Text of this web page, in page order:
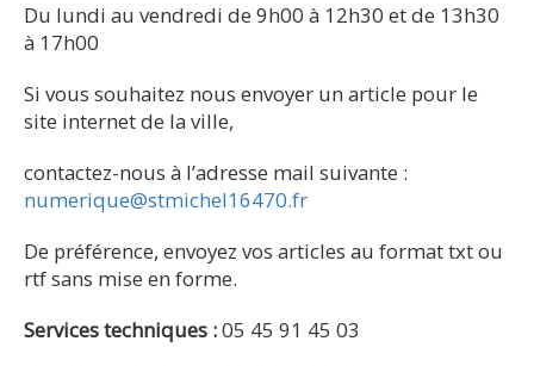
Du lundi au vendredi de 9h00 à 12h30 et de 13h30
à 17h00
Si vous souhaitez nous envoyer un article pour le
site internet de la ville,
contactez-nous à l’adresse mail suivante :
numerique@stmichel16470.fr
De préférence, envoyez vos articles au format txt ou
rtf sans mise en forme.
Services techniques :05 45 91 45 03